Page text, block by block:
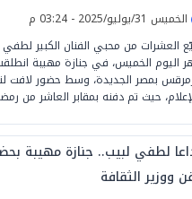
الخميس 31/يوليو/2025 - 03:24 م
العشرات من محبي الفنان الكبير لطفي
اليوم الخميس، في جنازة مهيبة
بمصر الجديدة، وسط حضور لافت
حيث تم دفنه بمقابر العاشر من
لطفي لبيب.. جنازة مهيبة
ووزير الثقافة